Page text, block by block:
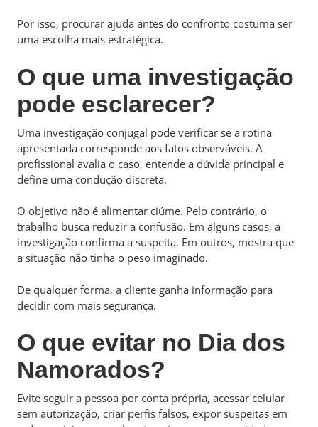
Por isso, procurar ajuda antes do confronto costuma ser
uma escolha mais estratégica.
O que uma investigação
pode esclarecer?
Uma investigação conjugal pode verificar se a rotina
apresentada corresponde aos fatos observáveis. A
profissional avalia o caso, entende a dúvida principal e
define uma condução discreta.
O objetivo não é alimentar ciúme. Pelo contrário, o
trabalho busca reduzir a confusão. Em alguns casos, a
investigação confirma a suspeita. Em outros, mostra que
a situação não tinha o peso imaginado.
De qualquer forma, a cliente ganha informação para
decidir com mais segurança.
O que evitar no Dia dos
Namorados?
Evite seguir a pessoa por conta própria, acessar celular
sem autorização, criar perfis falsos, expor suspeitas em